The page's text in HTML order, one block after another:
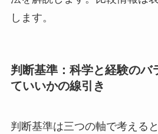
します。
判断基準：科学と経験のバ
ていいかの線引き
判断基準は三つの軸で考える